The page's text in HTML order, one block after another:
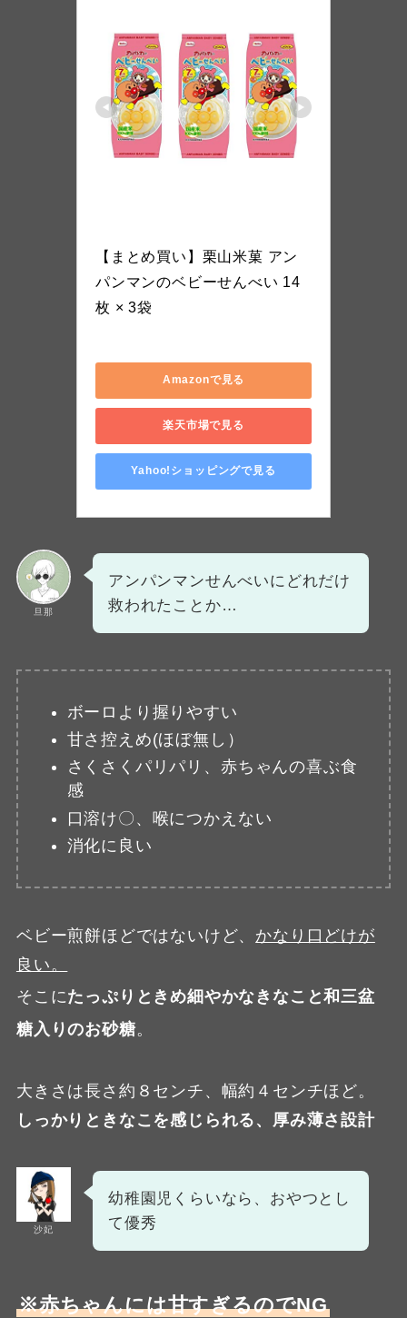
【まとめ買い】栗山米菓 アン
パンマンのベビーせんべい 14
枚 × 3袋
Amazonで見る
楽天市場で見る
Yahoo!ショッピングで見る
旦那
アンパンマンせんべいにどれだけ
救われたことか…
ボーロより握りやすい
甘さ控えめ(ほぼ無し）
さくさくパリパリ、赤ちゃんの喜ぶ食
感
口溶け〇、喉につかえない
消化に良い
ベビー煎餅ほどではないけど、 かなり口どけが
良い。
そこにたっぷりときめ細やかなきなこと和三盆
糖入りのお砂糖。
大きさは長さ約８センチ、幅約４センチほど。
しっかりときなこを感じられる、厚み薄さ設計
沙妃
幼稚園児くらいなら、おやつとし
て優秀
※赤ちゃんには甘すぎるのでNG